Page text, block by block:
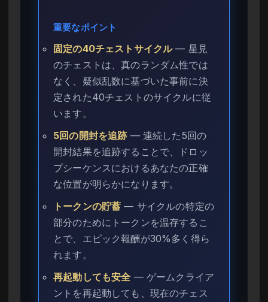
重要なポイント
固定の40チェストサイクル— 星見
のチェストは、真のランダム性では
なく、疑似乱数に基づいた事前に決
定された40チェストのサイクルに従
います。
5回の開封を追跡— 連続した5回の
開封結果を追跡することで、ドロッ
プシーケンスにおけるあなたの正確
な位置が明らかになります。
トークンの貯蓄 — サイクルの特定の
部分のためにトークンを温存するこ
とで、エピック報酬が30%多く得ら
れます。
再起動しても安全 — ゲームクライア
ントを再起動しても、現在のチェス